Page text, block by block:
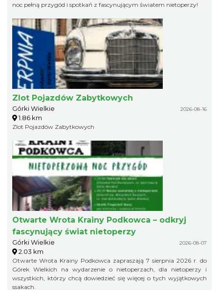
noc pełną przygód i spotkań z fascynującym światem nietoperzy!
Zlot Pojazdów Zabytkowych
Górki Wielkie 2026-08-16
1.86 km
Zlot Pojazdów Zabytkowych
Otwarte Wrota Krainy Podkowca – odkryj
fascynujący świat nietoperzy
Górki Wielkie 2026-08-07
2.03 km
Otwarte Wrota Krainy Podkowca zapraszają 7 sierpnia 2026 r. do
Górek Wielkich na wydarzenie o nietoperzach, dla nietoperzy i
wszystkich, którzy chcą dowiedzieć się więcej o tych wyjątkowych
ssakach.